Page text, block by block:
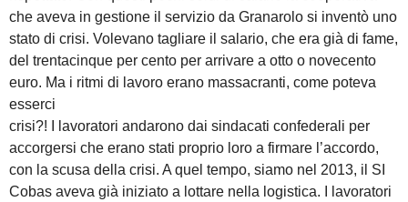
che aveva in gestione il servizio da Granarolo si inventò uno
stato di crisi. Volevano tagliare il salario, che era già di fame,
del trentacinque per cento per arrivare a otto o novecento
euro. Ma i ritmi di lavoro erano massacranti, come poteva
esserci
crisi?! I lavoratori andarono dai sindacati confederali per
accorgersi che erano stati proprio loro a firmare l’accordo,
con la scusa della crisi. A quel tempo, siamo nel 2013, il SI
Cobas aveva già iniziato a lottare nella logistica. I lavoratori